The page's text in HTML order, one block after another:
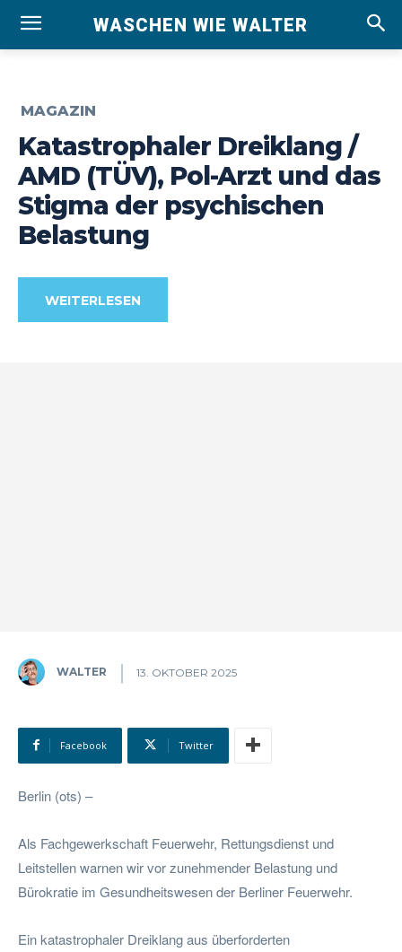
WASCHEN WIE WALTER
MAGAZIN
Katastrophaler Dreiklang /
AMD (TÜV), Pol-Arzt und das
Stigma der psychischen
Belastung
WEITERLESEN
WALTER 13. OKTOBER 2025
Facebook Twitter
Berlin (ots) –
Als Fachgewerkschaft Feuerwehr, Rettungsdienst und
Leitstellen warnen wir vor zunehmender Belastung und
Bürokratie im Gesundheitswesen der Berliner Feuerwehr.
Ein katastrophaler Dreiklang aus überforderten